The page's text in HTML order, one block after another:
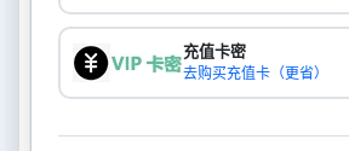
充值卡密
去购买充值卡（更省）